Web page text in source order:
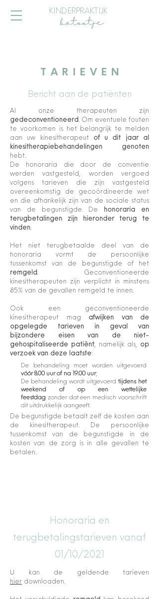
KINDERPRAKTIJK
katootje
TARIEVE N
Bericht aan de patiënten
Al onze therapeuten zijn
gedeconventioneerd. Om eventuele fouten
te voorkomen is het belangrijk te melden
aan uw kinesitherapeut of u dit jaar al
kinesitherapiebehandelingen genoten
hebt.
De honoraria die door de conventie
werden vastgesteld, worden vergoed
volgens tarieven die zijn vastgesteld
overeenkomstig de gecoördineerde wet
en die afhankelijk zijn van de sociale status
van de begunstigde. De honoraria en
terugbetalingen zijn hieronder terug te
vinden.
Het niet terugbetaalde deel van de
honoraria vormt de persoonlijke
tussenkomst van de begunstigde of het
remgeld. Geconventioneerde
kinesitherapeuten zijn verplicht in minstens
85% van de gevallen remgeld te innen.
Ook een geconventioneerde
kinesitherapeut mag afwijken van de
opgelegde tarieven in geval van
bijzondere eisen van de niet-
gehospitaliseerde patiënt, namelijk als, op
verzoek van deze laatste:
De begunstigde betaalt zelf de kosten aan
de kinesitherapeut. De persoonlijke
tussenkomst van de begunstigde in de
kosten van de zorg is in alle gevallen te
betalen.
De behandeling moet worden uitgevoerd
vóór 8.00 uur of na 19.00 uur;
De behandeling wordt uitgevoerd tijdens het
weekend of op een wettelijke
feestdag zonder dat een medisch voorschrift
dit uitdrukkelijk aangeeft.
Honoraria en
terugbetalingstarieven vanaf
01/10/2021
U kan de geldende tarieven
hier downloaden.